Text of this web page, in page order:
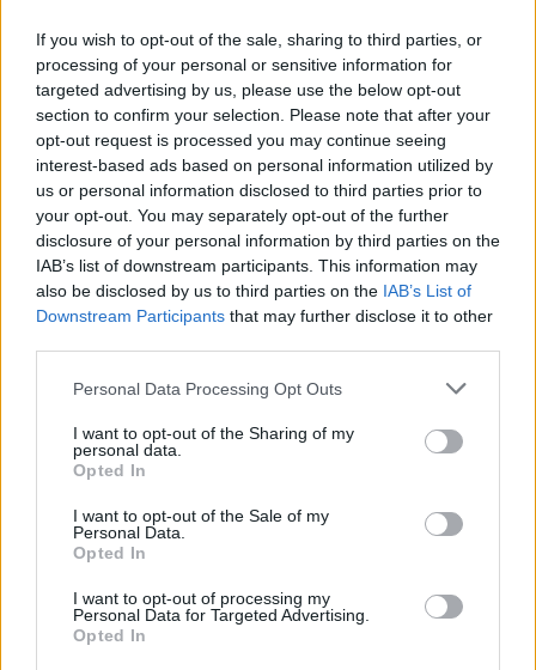
If you wish to opt-out of the sale, sharing to third parties, or
processing of your personal or sensitive information for
targeted advertising by us, please use the below opt-out
section to confirm your selection. Please note that after your
opt-out request is processed you may continue seeing
interest-based ads based on personal information utilized by
us or personal information disclosed to third parties prior to
your opt-out. You may separately opt-out of the further
disclosure of your personal information by third parties on the
IAB’s list of downstream participants. This information may
also be disclosed by us to third parties on the IAB’s List of
Downstream Participants that may further disclose it to other
Personal Data Processing Opt Outs
I want to opt-out of the Sharing of my
personal data.
Opted In
I want to opt-out of the Sale of my
Personal Data.
Opted In
I want to opt-out of processing my
Personal Data for Targeted Advertising.
Opted In
Blaumut lidera el cartell musical de les
Festes
31 de juliol de 2026
Caçadors de subvencions
30 de juliol de 2026
Amposta viurà unes festes amb més
Carrega més